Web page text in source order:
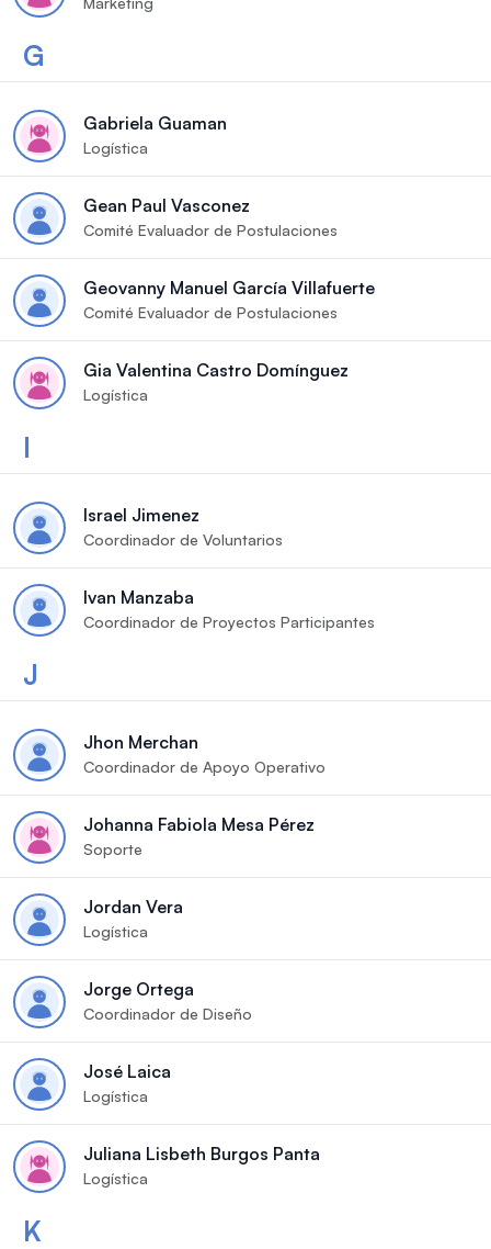
G
Gabriela Guaman
Logística
Gean Paul Vasconez
Comité Evaluador de Postulaciones
Geovanny Manuel García Villafuerte
Comité Evaluador de Postulaciones
Gia Valentina Castro Domínguez
Logística
I
Israel Jimenez
Coordinador de Voluntarios
Ivan Manzaba
Coordinador de Proyectos Participantes
J
Jhon Merchan
Coordinador de Apoyo Operativo
Johanna Fabiola Mesa Pérez
Soporte
Jordan Vera
Logística
Jorge Ortega
Coordinador de Diseño
José Laica
Logística
Juliana Lisbeth Burgos Panta
Logística
K